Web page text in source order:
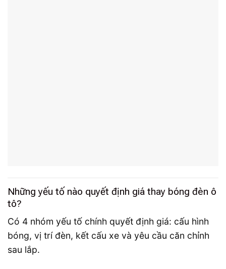
Những yếu tố nào quyết định giá thay bóng đèn ô
tô?
Có 4 nhóm yếu tố chính quyết định giá: cấu hình
bóng, vị trí đèn, kết cấu xe và yêu cầu căn chỉnh
sau lắp.